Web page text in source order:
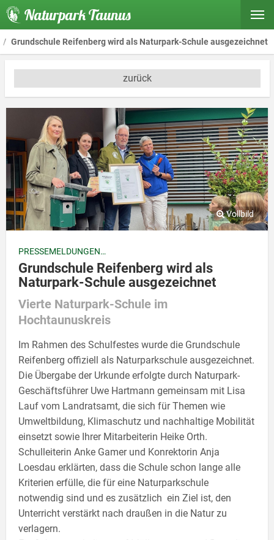
Naturpark Taunus
Grundschule Reifenberg wird als Naturpark-Schule ausgezeichnet
zurück
PRESSEMELDUNGEN
Grundschule Reifenberg wird als
Naturpark-Schule ausgezeichnet
Vierte Naturpark-Schule im
Hochtaunuskreis
Im Rahmen des Schulfestes wurde die Grundschule
Reifenberg offiziell als Naturparkschule ausgezeichnet.
Die Übergabe der Urkunde erfolgte durch Naturpark-
Geschäftsführer Uwe Hartmann gemeinsam mit Lisa
Lauf vom Landratsamt, die sich für Themen wie
Umweltbildung, Klimaschutz und nachhaltige Mobilität
einsetzt sowie Ihrer Mitarbeiterin Heike Orth.
Schulleiterin Anke Gamer und Konrektorin Anja
Loesdau erklärten, dass die Schule schon lange alle
Kriterien erfülle, die für eine Naturparkschule
notwendig sind und es zusätzlich ein Ziel ist, den
Unterricht verstärkt nach draußen in die Natur zu
verlagern.